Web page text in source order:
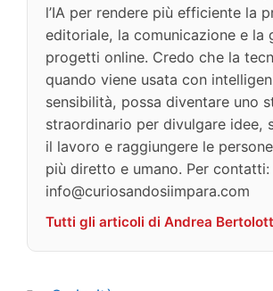
l’IA per rendere più efficiente la
editoriale, la comunicazione e la
progetti online. Credo che la
quando viene usata con
sensibilità, possa diventare uno
straordinario per divulgare idee,
il lavoro e raggiungere le
più diretto e umano. Per contatti:
info@curiosandosiimpara.com
Tutti gli articoli di Andrea